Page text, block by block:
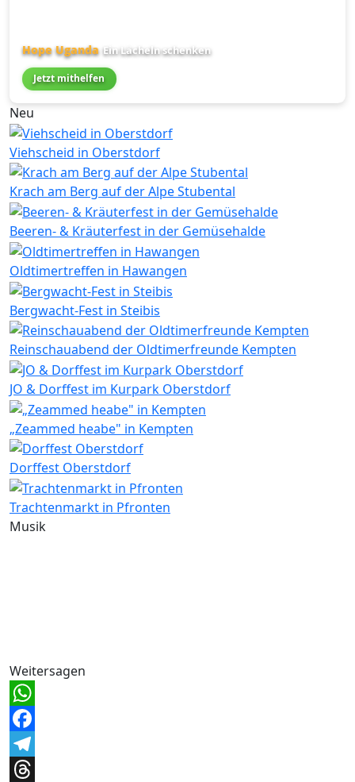
Hope Uganda Ein Lächeln schenken
Jetzt mithelfen
Neu
Viehscheid in Oberstdorf
Krach am Berg auf der Alpe Stubental
Beeren- & Kräuterfest in der Gemüsehalde
Oldtimertreffen in Hawangen
Bergwacht-Fest in Steibis
Reinschauabend der Oldtimerfreunde Kempten
JO & Dorffest im Kurpark Oberstdorf
„Zeammed heabe" in Kempten
Dorffest Oberstdorf
Trachtenmarkt in Pfronten
Musik
Weitersagen
WhatsApp
Facebook
Telegram